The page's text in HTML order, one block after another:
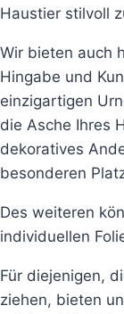
Haustier stilvoll
Wir bieten auch
Hingabe und
einzigartigen
die Asche Ihres
dekoratives
besonderen
Des weiteren
individuellen
Für diejenigen,
ziehen, bieten